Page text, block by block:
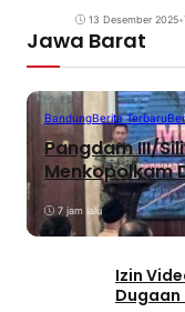
13 Desember 2025•
Jawa Barat
BandungBerita Terbaru
Pangdam III/
Menkopolkam
7 jam lalu
Izin
Dugaan